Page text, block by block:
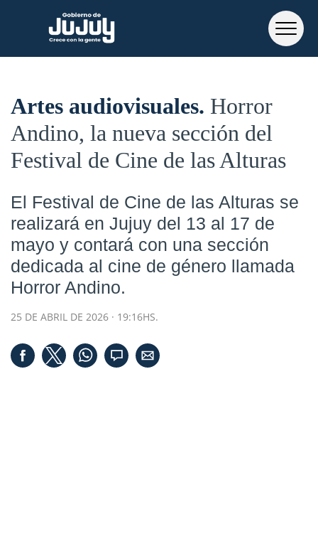
Artes audiovisuales Horror
Andino, la nueva sección del
Festival de Cine de las Alturas
El Festival de Cine de las Alturas se
realizará en Jujuy del 13 al 17 de
mayo y contará con una sección
dedicada al cine de género llamada
Horror Andino.
25 DE ABRIL DE 2026 · 19:16HS.